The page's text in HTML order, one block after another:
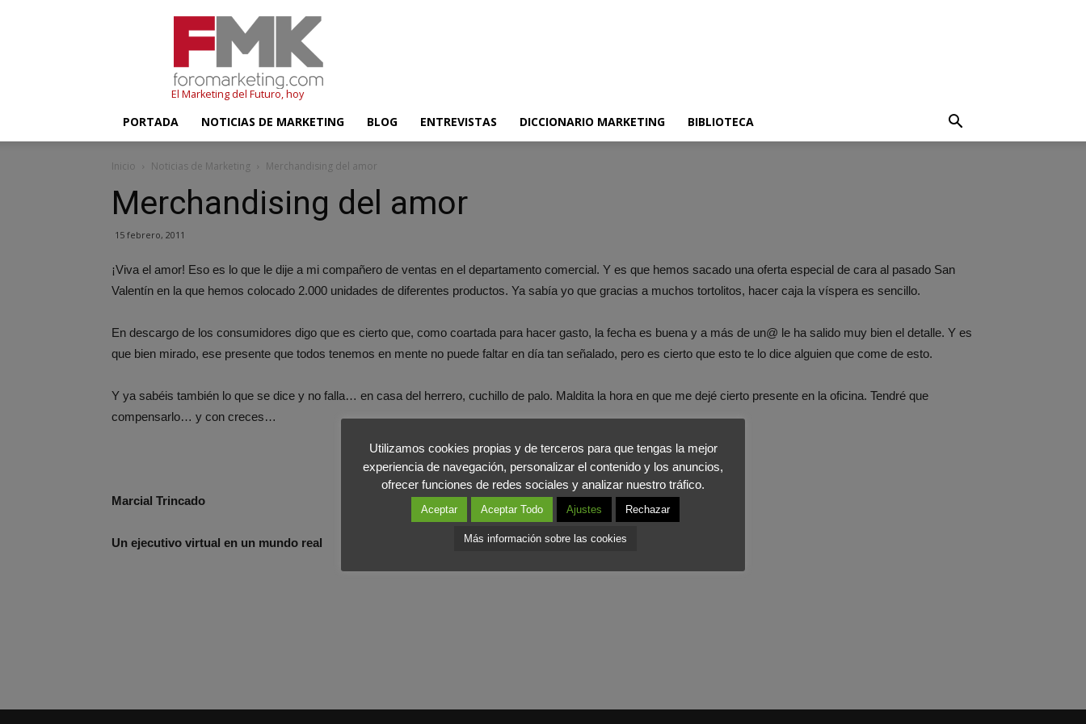
El Marketing del Futuro, hoy
PORTADA NOTICIAS DE MARKETING BLOG ENTREVISTAS DICCIONARIO MARKETING BIBLIOTECA
Inicio Noticias de Marketing Merchandising del amor
Merchandising del amor
15 febrero, 2011
¡Viva el amor! Eso es lo que le dije a mi compañero de ventas en el departamento comercial. Y es que hemos sacado una oferta especial de cara al pasado San
Valentín en la que hemos colocado 2.000 unidades de diferentes productos. Ya sabía yo que gracias a muchos tortolitos, hacer caja la víspera es sencillo.
En descargo de los consumidores digo que es cierto que, como coartada para hacer gasto, la fecha es buena y a más de un@ le ha salido muy bien el detalle. Y es
que bien mirado, ese presente que todos tenemos en mente no puede faltar en día tan señalado, pero es cierto que esto te lo dice alguien que come de esto.
Y ya sabéis también lo que se dice y no falla… en casa del herrero, cuchillo de palo. Maldita la hora en que me dejé cierto presente en la oficina. Tendré que
compensarlo… y con creces…
Marcial Trincado
Un ejecutivo virtual en un mundo real
Utilizamos cookies propias y de terceros para que tengas la mejor
experiencia de navegación, personalizar el contenido y los anuncios,
ofrecer funciones de redes sociales y analizar nuestro tráfico.
Aceptar Aceptar Todo Ajustes Rechazar
Más información sobre las cookies